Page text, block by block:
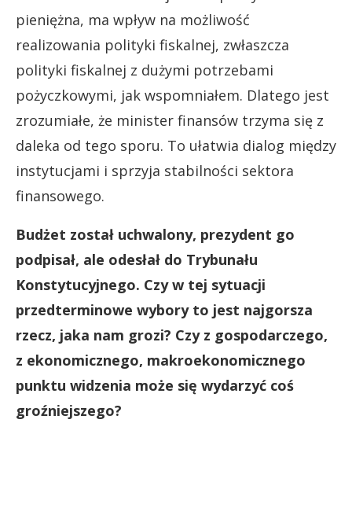
pieniężna, ma wpływ na możliwość
realizowania polityki fiskalnej, zwłaszcza
polityki fiskalnej z dużymi potrzebami
pożyczkowymi, jak wspomniałem. Dlatego jest
zrozumiałe, że minister finansów trzyma się z
daleka od tego sporu. To ułatwia dialog między
instytucjami i sprzyja stabilności sektora
finansowego.
Budżet został uchwalony, prezydent go
podpisał, ale odesłał do Trybunału
Konstytucyjnego. Czy w tej sytuacji
przedterminowe wybory to jest najgorsza
rzecz, jaka nam grozi? Czy z gospodarczego,
z ekonomicznego, makroekonomicznego
punktu widzenia może się wydarzyć coś
groźniejszego?